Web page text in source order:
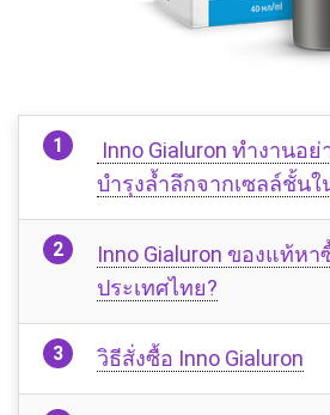
Inno Gialuron ทำงานอ
บำรุงล้ำลึกจากเซลล์ชั้นใ
Inno Gialuron ของแท้ห
ประเทศไทย?
วิธีสั่งซื้อ Inno Gialuron